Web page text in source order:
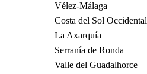
Vélez-Málaga
Costa del Sol Occidental
La Axarquía
Serranía de Ronda
Valle del Guadalhorce